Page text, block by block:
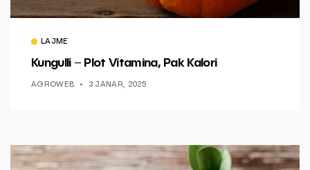
LAJME
Kungulli – Plot Vitamina, Pak Kalori
AGROWEB 3 JANAR, 2025